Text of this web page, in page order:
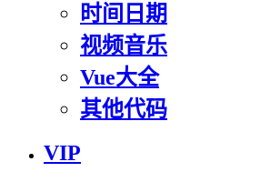
时间日期
视频音乐
Vue大全
其他代码
VIP